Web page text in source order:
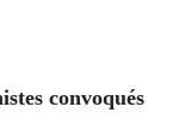
convoqués